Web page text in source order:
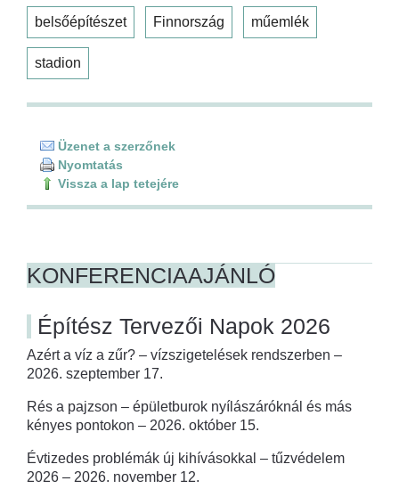
belsőépítészet Finnország műemlék
stadion
Üzenet a szerzőnek
Nyomtatás
Vissza a lap tetejére
KONFERENCIAAJÁNLÓ
Építész Tervezői Napok 2026
Azért a víz a zűr? – vízszigetelések rendszerben –
2026. szeptember 17.
Rés a pajzson – épületburok nyílászáróknál és más
kényes pontokon – 2026. október 15.
Évtizedes problémák új kihívásokkal – tűzvédelem
2026 – 2026. november 12.